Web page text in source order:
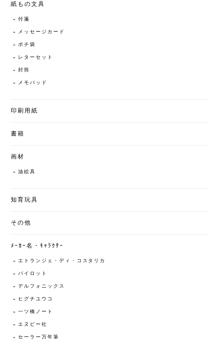
紙もの文具
付箋
メッセージカード
ポチ袋
レターセット
封筒
メモパッド
印刷用紙
書籍
画材
油絵具
知育玩具
その他
ﾒｰｶｰ名・ｷｬﾗｸﾀｰ
エトランジェ・ディ・コスタリカ
パイロット
デルフォニックス
ヒグチユウコ
一ツ橋ノート
エヌビー社
セーラー万年筆